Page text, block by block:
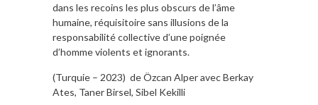
dans les recoins les plus obscurs de l’âme
humaine, réquisitoire sans illusions de la
responsabilité collective d’une poignée
d’homme violents et ignorants.
(Turquie – 2023) de Özcan Alper avec Berkay
Ates, Taner Birsel, Sibel Kekilli